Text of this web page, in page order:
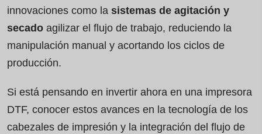
innovaciones como la sistemas de agitación y
secado agilizar el flujo de trabajo, reduciendo la
manipulación manual y acortando los ciclos de
producción.
Si está pensando en invertir ahora en una impresora
DTF, conocer estos avances en la tecnología de los
cabezales de impresión y la integración del flujo de